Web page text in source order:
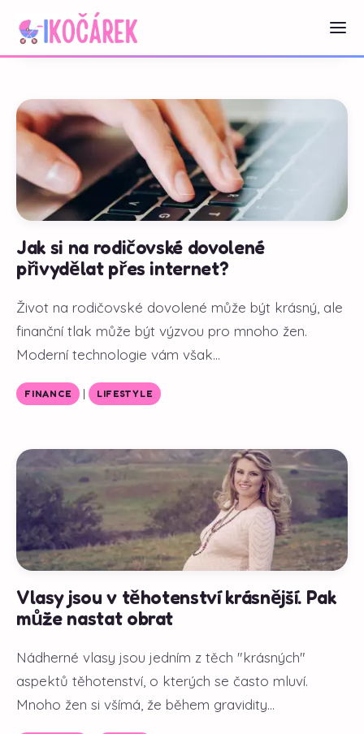
Jak si na rodičovské dovolené
přivydělat přes internet?
Život na rodičovské dovolené může být krásný, ale
finanční tlak může být výzvou pro mnoho žen.
Moderní technologie vám však...
FINANCE | LIFESTYLE
Vlasy jsou v těhotenství krásnější. Pak
může nastat obrat
Nádherné vlasy jsou jedním z těch "krásných"
aspektů těhotenství, o kterých se často mluví.
Mnoho žen si všímá, že během gravidity...